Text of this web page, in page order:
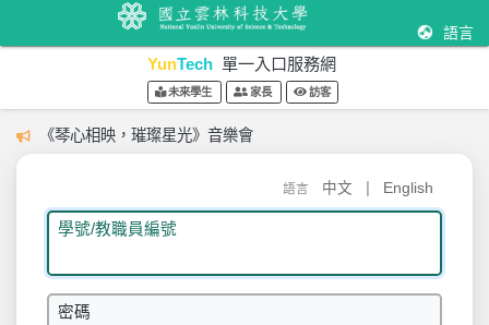
語言
YunTech 單一入口服務網
未來學生 家長 訪客
《琴心相映，璀璨星光》音樂會
語言 中文 English
學號/教職員編號
密碼